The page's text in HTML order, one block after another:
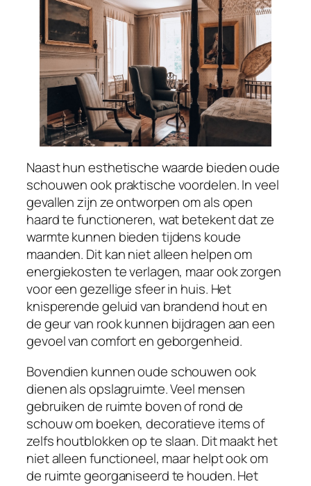
Naast hun esthetische waarde bieden oude
schouwen ook praktische voordelen. In veel
gevallen zijn ze ontworpen om als open
haard te functioneren, wat betekent dat ze
warmte kunnen bieden tijdens koude
maanden. Dit kan niet alleen helpen om
energiekosten te verlagen, maar ook zorgen
voor een gezellige sfeer in huis. Het
knisperende geluid van brandend hout en
de geur van rook kunnen bijdragen aan een
gevoel van comfort en geborgenheid.
Bovendien kunnen oude schouwen ook
dienen als opslagruimte. Veel mensen
gebruiken de ruimte boven of rond de
schouw om boeken, decoratieve items of
zelfs houtblokken op te slaan. Dit maakt het
niet alleen functioneel, maar helpt ook om
de ruimte georganiseerd te houden. Het